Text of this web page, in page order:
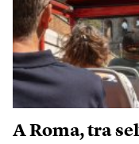
A Roma, tra